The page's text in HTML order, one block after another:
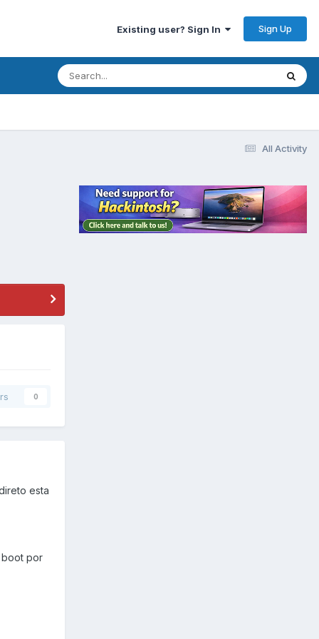
Existing user? Sign In Sign Up
All Activity
0
esta
boot por